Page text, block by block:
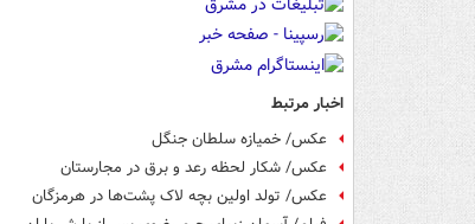
اخبار مرتبط
عکس/ خمیازه سلطان جنگل
عکس/ شکار لحظه رعد و برق در مجارستان
عکس/ تولد اولین بچه لاک پشت‌ها در هرمزگان